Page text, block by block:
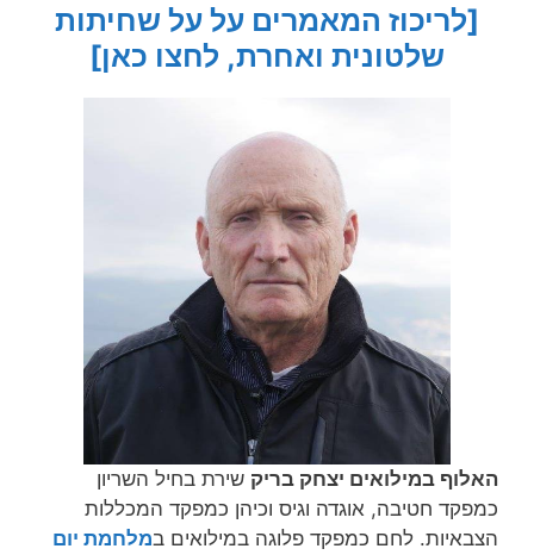
[לריכוז המאמרים על על שחיתות
שלטונית ואחרת, לחצו כאן]
האלוף במילואים יצחק בריק שירת בחיל השריון
כמפקד חטיבה, אוגדה וגיס וכיהן כמפקד המכללות
הצבאיות. לחם כמפקד פלוגה במילואים במלחמת יום